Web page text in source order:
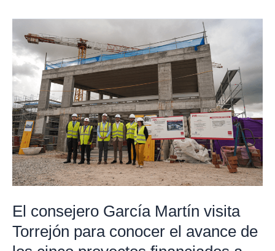
El consejero García Martín visita
Torrejón para conocer el avance de
consejero
García
Martín
visita
Torrejón
para
conocer
el
avance
los
cinco